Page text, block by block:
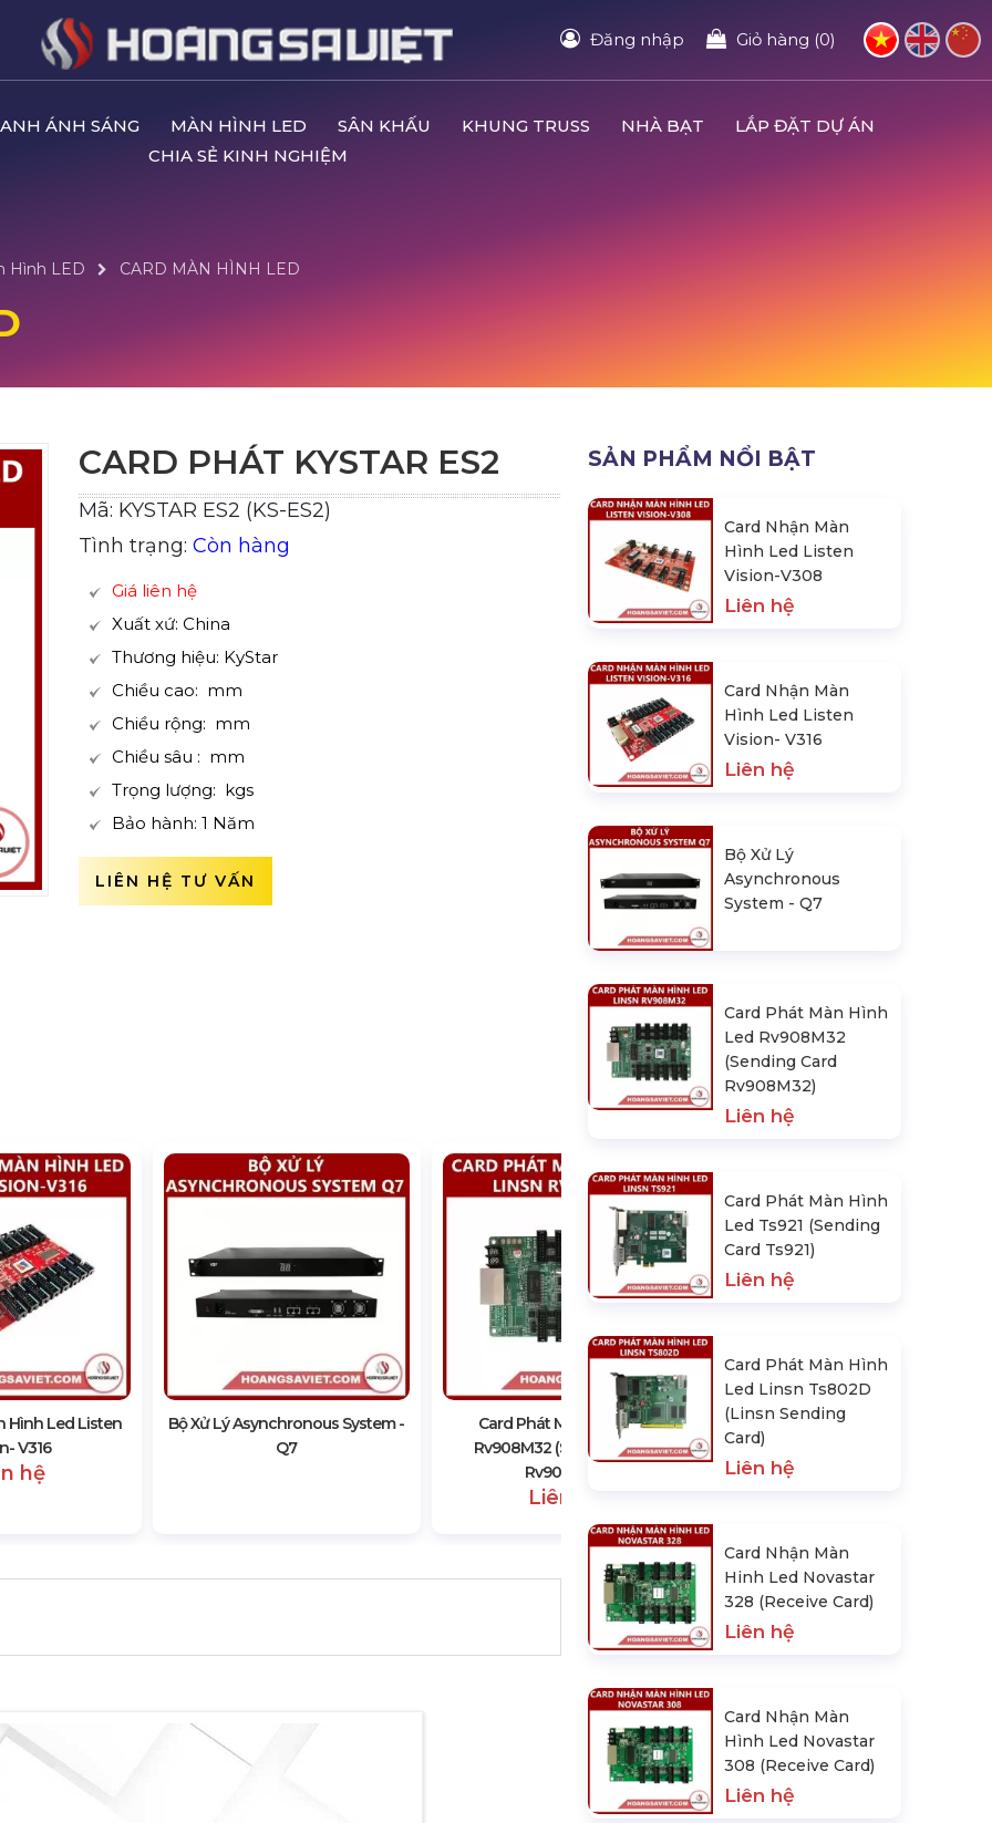
Đăng nhập Giỏ hàng (0)
ÁNH SÁNG MÀN HÌNH LED SÂN KHẤU KHUNG TRUSS NHÀ BẠT
LẮP ĐẶT DỰ ÁN
CHIA SẺ KINH NGHIỆM
Hình LED CARD MÀN HÌNH LED
CARD PHÁT KYSTAR ES2
Mã: KYSTAR ES2 (KS-ES2)
Tình trạng: Còn hàng
Giá liên hệ
Xuất xứ: China
Thương hiệu: KyStar
Chiều cao: mm
Chiều rộng: mm
Chiều sâu : mm
Trọng lượng: kgs
Bảo hành: 1 Năm
LIÊN HỆ TƯ VẤN
Hình Led Listen
V316
hệ
Bộ Xử Lý Asynchronous System -
Q7
Card Phát Màn Hình Led
Rv908M32 (Sending Card
Rv908M32)
Liên hệ
(Sending Card Ts921)
Liên hệ
SẢN PHẨM NỔI BẬT
Card Nhận Màn
Hình Led Listen
Vision-V308
Liên hệ
Card Nhận Màn
Hình Led Listen
Vision- V316
Liên hệ
Bộ Xử Lý
Asynchronous
System - Q7
Card Phát Màn Hình
Led Rv908M32
(Sending Card
Rv908M32)
Liên hệ
Card Phát Màn Hình
Led Ts921 (Sending
Card Ts921)
Liên hệ
Card Phát Màn Hình
Led Linsn Ts802D
(Linsn Sending
Card)
Liên hệ
Card Nhận Màn
Hinh Led Novastar
328 (Receive Card)
Liên hệ
Card Nhận Màn
Hình Led Novastar
308 (Receive Card)
Liên hệ